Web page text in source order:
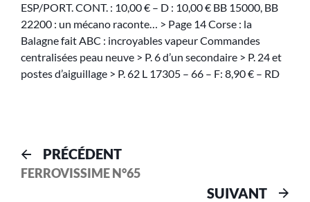
ESP/PORT. CONT. : 10,00 € – D : 10,00 € BB 15000, BB
22200 : un mécano raconte… > Page 14 Corse : la
Balagne fait ABC : incroyables vapeur Commandes
centralisées peau neuve > P. 6 d’un secondaire > P. 24 et
postes d’aiguillage > P. 62 L 17305 – 66 – F: 8,90 € – RD
PRÉCÉDENT
FERROVISSIME N°65
SUIVANT